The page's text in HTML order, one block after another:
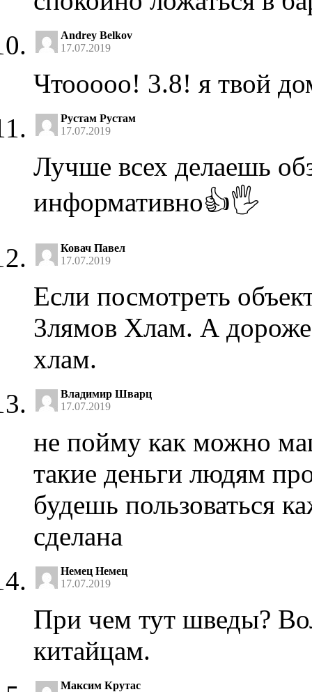
Andrey Belkov
17.07.2019
Чтооооо! 3.8! я твой
Рустам Рустам
17.07.2019
Лучше всех делаешь
информативно👍🖐
Ковач Павел
17.07.2019
Если посмотреть
3лямов Хлам. А
хлам.
Владимир Шварц
17.07.2019
не пойму как можно
такие деньги людям
будешь пользоваться
сделана
Немец Немец
17.07.2019
При чем тут шведы?
китайцам.
Максим Крутас